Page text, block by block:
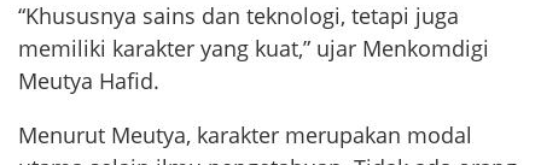
“Khususnya sains dan teknologi, tetapi juga
memiliki karakter yang kuat,” ujar Menkomdigi
Meutya Hafid.
Menurut Meutya, karakter merupakan modal